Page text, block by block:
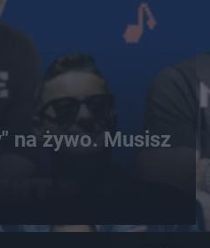
na żywo. Musisz